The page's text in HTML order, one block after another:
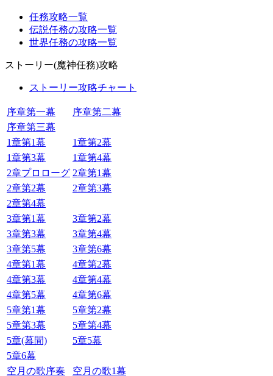
任務攻略一覧
伝説任務の攻略一覧
世界任務の攻略一覧
ストーリー(魔神任務)攻略
ストーリー攻略チャート
序章第一幕
序章第二幕
序章第三幕
1章第1幕
1章第2幕
1章第3幕
1章第4幕
2章プロローグ 2章第1幕
2章第2幕
2章第3幕
2章第4幕
3章第1幕
3章第2幕
3章第3幕
3章第4幕
3章第5幕
3章第6幕
4章第1幕
4章第2幕
4章第3幕
4章第4幕
4章第5幕
4章第6幕
5章第1幕
5章第2幕
5章第3幕
5章第4幕
5章(幕間)
5章5幕
5章6幕
空月の歌序奏
空月の歌1幕